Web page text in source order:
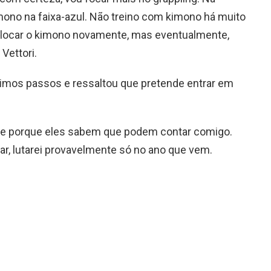
na faixa-azul. Não treino com kimono há muito
o kimono novamente, mas eventualmente,
Vettori.
passos e ressaltou que pretende entrar em
porque eles sabem que podem contar comigo.
lutarei provavelmente só no ano que vem.